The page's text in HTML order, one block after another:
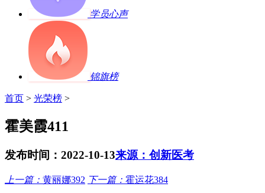
学员心声
锦旗榜
首页 > 光荣榜 >
霍美霞411
发布时间：2022-10-13来源：创新医考
上一篇： 黄丽娜392 下一篇： 霍运花384